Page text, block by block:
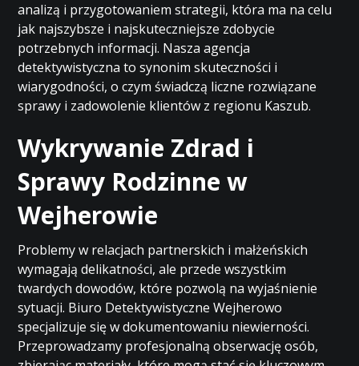
analizą i przygotowaniem strategii, która ma na celu
jak najszybsze i najskuteczniejsze zdobycie
potrzebnych informacji. Nasza agencja
detektywistyczna to synonim skuteczności i
wiarygodności, o czym świadczą liczne rozwiązane
sprawy i zadowolenie klientów z regionu Kaszub.
Wykrywanie Zdrad i
Sprawy Rodzinne w
Wejherowie
Problemy w relacjach partnerskich i małżeńskich
wymagają delikatności, ale przede wszystkim
twardych dowodów, które pozwolą na wyjaśnienie
sytuacji. Biuro Detektywistyczne Wejherowo
specjalizuje się w dokumentowaniu niewierności.
Przeprowadzamy profesjonalną obserwację osób,